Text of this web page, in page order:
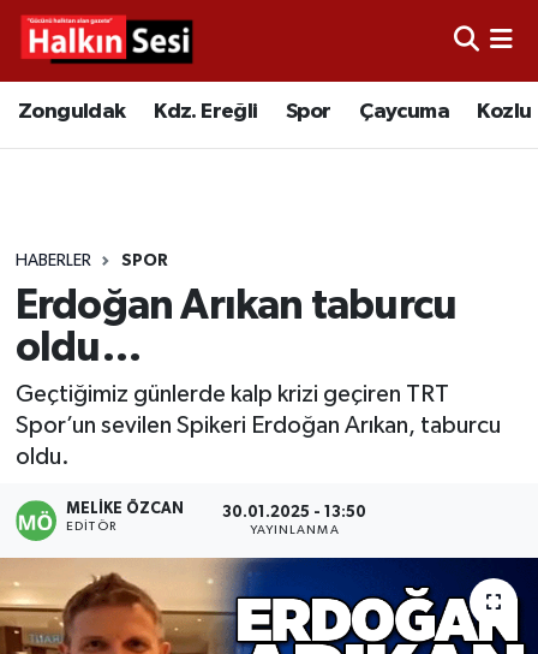
Zonguldak Kdz. Ereğli Spor Çaycuma Kozlu
HABERLER SPOR
Erdoğan Arıkan taburcu
oldu…
Geçtiğimiz günlerde kalp krizi geçiren TRT
Spor’un sevilen Spikeri Erdoğan Arıkan, taburcu
oldu.
MELIKE ÖZCAN
EDITÖR
30.01.2025 - 13:50
YAYINLANMA
Video
Çaycuma
Alaplı
Asayiş
Bartın
Karabük
Devrek
Bolu
Merkez Hava Durumu
Tüm Manşetler
Son Dakika Haberleri
Haber Arşivi